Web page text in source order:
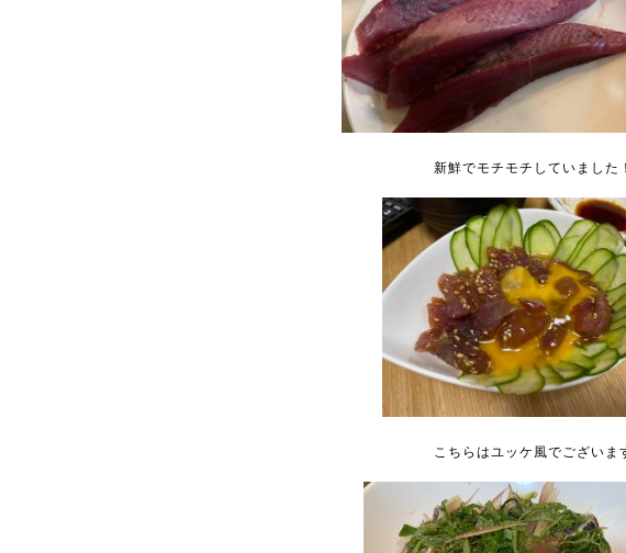
新鮮でモチモチしていました
こちらはユッケ風でございま